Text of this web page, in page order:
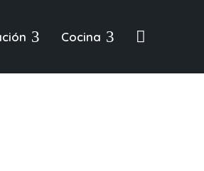
3 3
Cocina 